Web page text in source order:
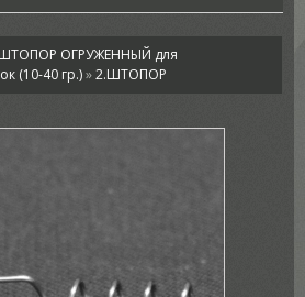
ОГРУЖЕННЫЙ для
(10-40 гр.) »2.ШТОПОР